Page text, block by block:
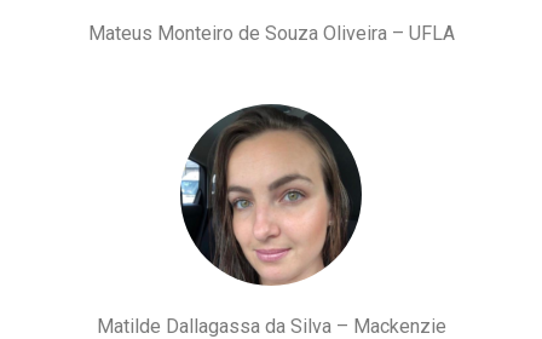
Mateus Monteiro de Souza Oliveira – UFLA
Matilde Dallagassa da Silva – Mackenzie